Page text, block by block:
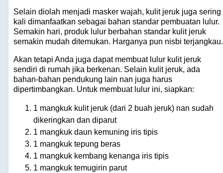
Selain diolah menjadi masker wajah, kulit jeruk juga sering
kali dimanfaatkan sebagai bahan standar pembuatan lulur.
Semakin hari, produk lulur berbahan standar kulit jeruk
semakin mudah ditemukan. Harganya pun nisbi terjangkau.
Akan tetapi Anda juga dapat membuat lulur kulit jeruk
sendiri di rumah jika berkenan. Selain kulit jeruk, ada
bahan-bahan pendukung lain nan juga harus
dipertimbangkan. Untuk membuat lulur ini, siapkan:
1 mangkuk kulit jeruk (dari 2 buah jeruk) nan sudah
dikeringkan dan diparut
1 mangkuk daun kemuning iris tipis
1 mangkuk tepung beras
1 mangkuk kembang kenanga iris tipis
1 mangkuk temugirin parut